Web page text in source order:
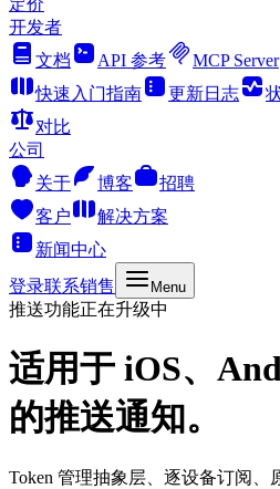
定价
开发者
文档
API 参考 MCP Server
快速入门指南
更新日志
对比
公司
关于
博客
招聘
客户
解决方案
新闻中心
登录联系销售 Menu
推送功能正在升级中
适用于 iOS、
的推送通知。
Token 管理抽象层、逐设备订阅、